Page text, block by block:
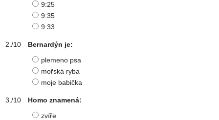
9:25
9:35
9:33
Bernardýn je:
plemeno psa
mořská ryba
moje babička
Homo znamená:
zvíře